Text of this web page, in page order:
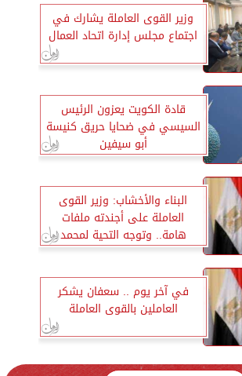
وزير القوى العاملة يشارك في
اجتماع مجلس إدارة اتحاد العمال
قادة الكويت يعزون الرئيس
السيسي في ضحايا حريق كنيسة
أبو سيفين
البناء والأخشاب: وزير القوى
العاملة على أجندته ملفات
هامة.. وتوجه التحية لمحمد
سعفان
في آخر يوم .. سعفان يشكر
العاملين بالقوى العاملة